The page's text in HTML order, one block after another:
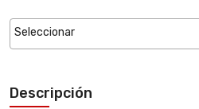
Descripción